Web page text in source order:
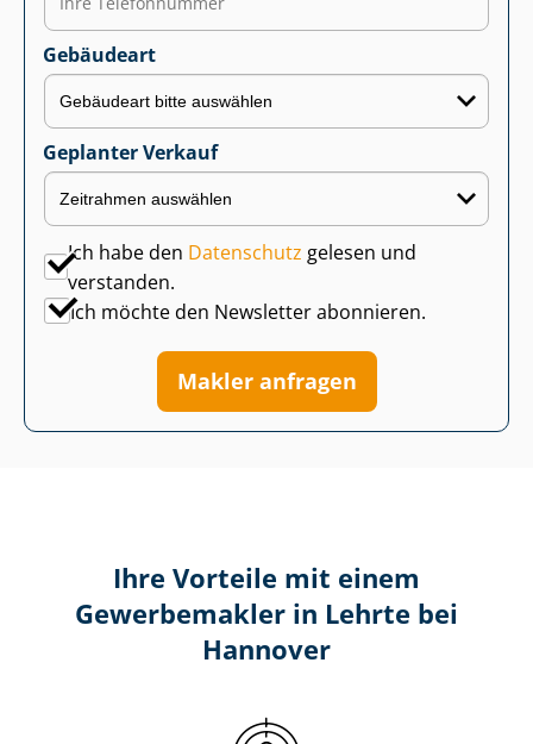
Gebäudeart
Geplanter Verkauf
Ich habe den Datenschutz gelesen und
verstanden.
Ich möchte den Newsletter abonnieren.
Makler anfragen
Ihre Vorteile mit einem
Gewerbemakler in Lehrte bei
Hannover